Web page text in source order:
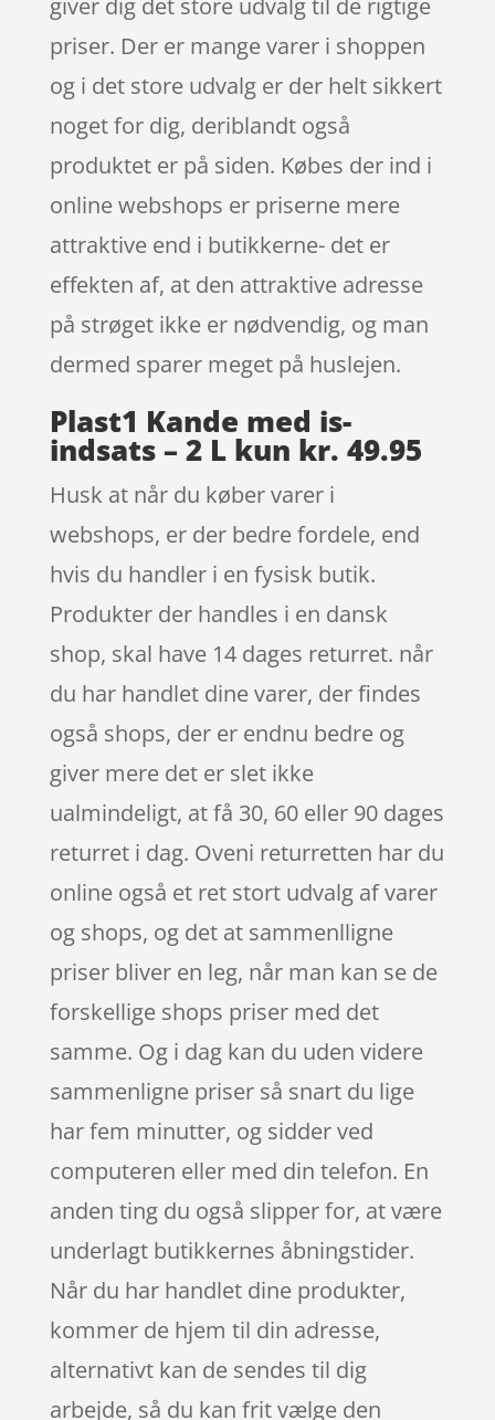
priser. Der er mange varer i shoppen
og i det store udvalg er der helt sikkert
noget for dig, deriblandt også
produktet er på siden. Købes der ind i
online webshops er priserne mere
attraktive end i butikkerne- det er
effekten af, at den attraktive adresse
på strøget ikke er nødvendig, og man
dermed sparer meget på huslejen.
Plast1 Kande med is-
indsats – 2 L kun kr. 49.95
Husk at når du køber varer i
webshops, er der bedre fordele, end
hvis du handler i en fysisk butik.
Produkter der handles i en dansk
shop, skal have 14 dages returret. når
du har handlet dine varer, der findes
også shops, der er endnu bedre og
giver mere det er slet ikke
ualmindeligt, at få 30, 60 eller 90 dages
returret i dag. Oveni returretten har du
online også et ret stort udvalg af varer
og shops, og det at sammenlligne
priser bliver en leg, når man kan se de
forskellige shops priser med det
samme. Og i dag kan du uden videre
sammenligne priser så snart du lige
har fem minutter, og sidder ved
computeren eller med din telefon. En
anden ting du også slipper for, at være
underlagt butikkernes åbningstider.
Når du har handlet dine produkter,
kommer de hjem til din adresse,
alternativt kan de sendes til dig
arbejde, så du kan frit vælge den